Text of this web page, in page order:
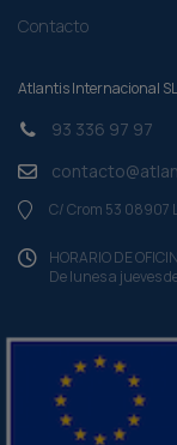
Contacto
Atlantis Internacional SL
93 336 97 97
C/ Crom 53 08907
HORARIO DE
De lunes a jueves